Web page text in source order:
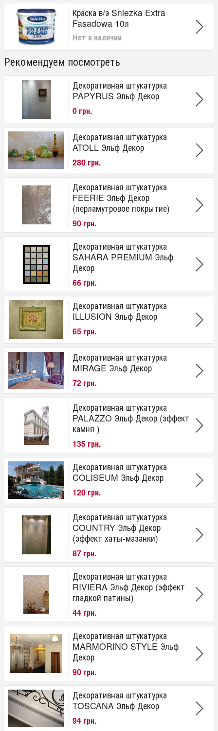
Краска в/э Sniezka Extra
Fasadowa 10л
Нет в наличии
Рекомендуем посмотреть
Декоративная штукатурка
PAPYRUS Эльф Декор
0 грн.
Декоративная штукатурка
ATOLL Эльф Декор
280 грн.
Декоративная штукатурка
FEERIE Эльф Декор
(перламутровое покрытие)
90 грн.
Декоративная штукатурка
SAHARA PREMIUM Эльф
Декор
66 грн.
Декоративная штукатурка
ILLUSION Эльф Декор
65 грн.
Декоративная штукатурка
MIRAGE Эльф Декор
72 грн.
Декоративная штукатурка
PALAZZO Эльф Декор (эффект
камня )
135 грн.
Декоративная штукатурка
COLISEUM Эльф Декор
120 грн.
Декоративная штукатурка
COUNTRY Эльф Декор
(эффект хаты-мазанки)
87 грн.
Декоративная штукатурка
RIVIERA Эльф Декор (эффект
гладкой патины)
44 грн.
Декоративная штукатурка
MARMORINO STYLE Эльф
Декор
90 грн.
Декоративная штукатурка
TOSCANA Эльф Декор
94 грн.